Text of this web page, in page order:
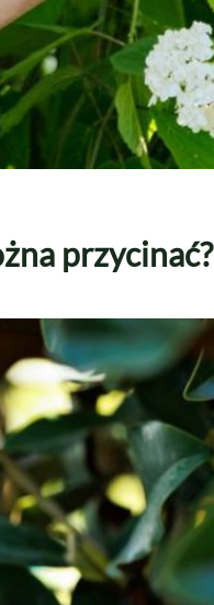
przycinać?